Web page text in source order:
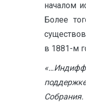
началом
Более
в 1881-м